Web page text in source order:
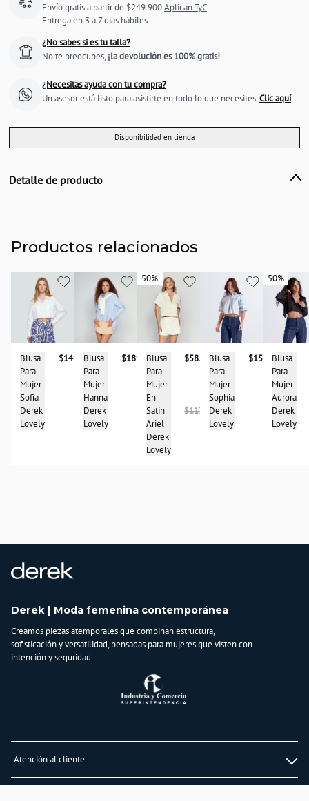
Envío gratis a partir de $249.900Aplican TyC.
Entrega en 3 a 7 días hábiles.
¿No sabes si es tu talla?
No te preocupes,¡la devolución es 100% gratis!
¿Necesitas ayuda con tu compra?
Un asesor está listo para asistirte en todo lo que necesites.Clic aquí
Disponibilidad en tienda
Detalle de producto
País de origen:
Importador:
BAGUER SAS
Cuidado y Lavado
Lavar en maquina, no usar blanqueadores,lavar y secar con colores similares y
planchar a temperatura tibia
Composición:
97% ALGODÓN
3% SPANDEX
Productos relacionados
Blusa
Para
Mujer
Sofia
Derek
Lovely
$149.900Blusa
Para
Mujer
Hanna
Derek
Lovely
$189.950
50%
50%
Blusa
Para
Mujer
En
Satin
Ariel
Derek
Lovely
$58.950
$117.900
Blusa
Para
Mujer
Sophia
Derek
Lovely
$157.900
50%
50%
Blusa
Para
Mujer
Aurora
Derek
Lovely
Derek | Moda femenina contemporánea
Creamos piezas atemporales que combinan estructura,
sofisticación y versatilidad, pensadas para mujeres que visten con
intención y seguridad.
Atención al cliente